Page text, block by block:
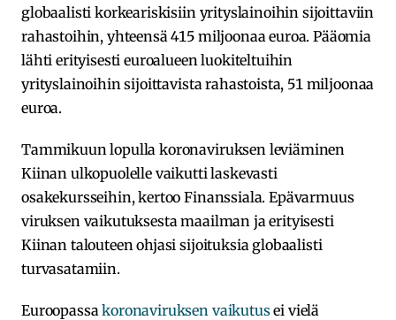
globaalisti korkeariskisiin yrityslainoihin sijoittaviin
rahastoihin, yhteensä 415 miljoonaa euroa. Pääomia
lähti erityisesti euroalueen luokiteltuihin
yrityslainoihin sijoittavista rahastoista, 51 miljoonaa
euroa.
Tammikuun lopulla koronaviruksen leviäminen
Kiinan ulkopuolelle vaikutti laskevasti
osakekursseihin, kertoo Finanssiala. Epävarmuus
viruksen vaikutuksesta maailman ja erityisesti
Kiinan talouteen ohjasi sijoituksia globaalisti
turvasatamiin.
Euroopassakoronaviruksen vaikutusei vielä